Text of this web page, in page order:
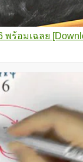
พร้อมเฉลย